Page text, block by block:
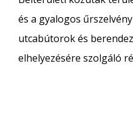
és a gyalogos
utcabútorok és
elhelyezésére szolgáló